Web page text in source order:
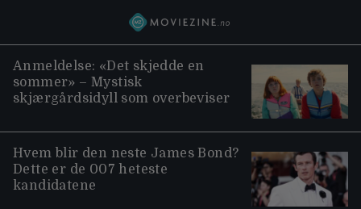
Anmeldelse: «Det skjedde en
sommer» – Mystisk
skjærgårdsidyll som overbeviser
Hvem blir den neste James Bond?
Dette er de 007 heteste
kandidatene